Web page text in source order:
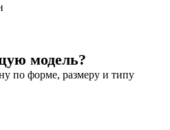
модель?
по форме, размеру и типу